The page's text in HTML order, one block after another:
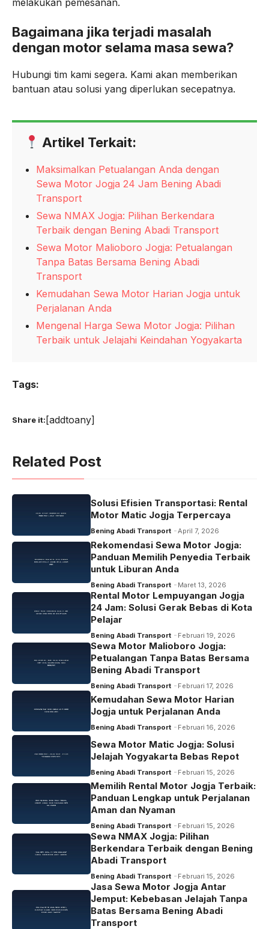
melakukan pemesanan.
Bagaimana jika terjadi masalah
dengan motor selama masa sewa?
Hubungi tim kami segera. Kami akan memberikan
bantuan atau solusi yang diperlukan secepatnya.
Artikel Terkait:
Maksimalkan Petualangan Anda dengan
Sewa Motor Jogja 24 Jam Bening Abadi
Transport
Sewa NMAX Jogja: Pilihan Berkendara
Terbaik dengan Bening Abadi Transport
Sewa Motor Malioboro Jogja: Petualangan
Tanpa Batas Bersama Bening Abadi
Transport
Kemudahan Sewa Motor Harian Jogja untuk
Perjalanan Anda
Mengenal Harga Sewa Motor Jogja: Pilihan
Terbaik untuk Jelajahi Keindahan Yogyakarta
Tags:
Share it: [addtoany]
Related Post
Solusi Efisien Transportasi: Rental
Motor Matic Jogja Terpercaya
Bening Abadi Transport April 7, 2026
Rekomendasi Sewa Motor Jogja:
Panduan Memilih Penyedia Terbaik
untuk Liburan Anda
Bening Abadi Transport Maret 13, 2026
Rental Motor Lempuyangan Jogja
24 Jam: Solusi Gerak Bebas di Kota
Pelajar
Bening Abadi Transport Februari 19, 2026
Sewa Motor Malioboro Jogja:
Petualangan Tanpa Batas Bersama
Bening Abadi Transport
Bening Abadi Transport Februari 17, 2026
Kemudahan Sewa Motor Harian
Jogja untuk Perjalanan Anda
Bening Abadi Transport Februari 16, 2026
Sewa Motor Matic Jogja: Solusi
Jelajah Yogyakarta Bebas Repot
Bening Abadi Transport Februari 15, 2026
Memilih Rental Motor Jogja Terbaik:
Panduan Lengkap untuk Perjalanan
Aman dan Nyaman
Bening Abadi Transport Februari 15, 2026
Sewa NMAX Jogja: Pilihan
Berkendara Terbaik dengan Bening
Abadi Transport
Bening Abadi Transport Februari 15, 2026
Jasa Sewa Motor Jogja Antar
Jemput: Kebebasan Jelajah Tanpa
Batas Bersama Bening Abadi
Transport